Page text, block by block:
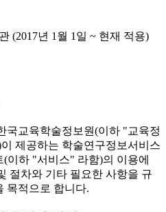
(2017년 1월 1일 ~ 현재 적용)
국교육학술정보원(이하 "교육정
제공하는 학술연구정보서비스
(이하 "서비스" 라함)의 이용에
절차와 기타 필요한 사항을 규
목적으로 합니다.